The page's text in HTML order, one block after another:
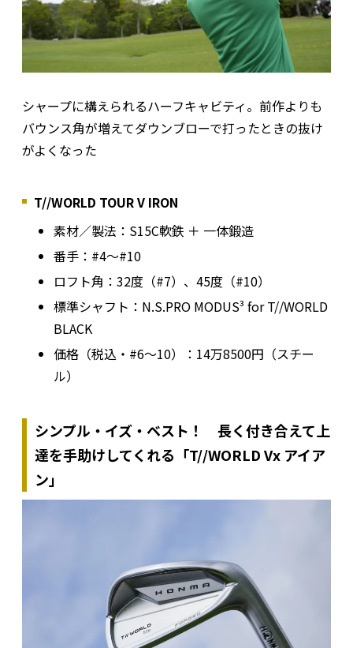
シャープに構えられるハーフキャビティ。前作よりも
バウンス角が増えてダウンブローで打ったときの抜け
がよくなった
T//WORLD TOUR V IRON
素材／製法：S15C軟鉄 ＋ 一体鍛造
番手：#4〜#10
ロフト角：32度（#7）、45度（#10）
標準シャフト：N.S.PRO MODUS³ for T//WORLD
BLACK
価格（税込・#6〜10）：14万8500円（スチー
ル）
シンプル・イズ・ベスト！ 長く付き合えて上
達を手助けしてくれる「T//WORLD Vx アイア
ン」